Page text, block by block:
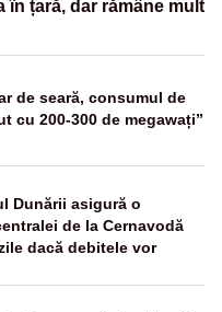
în țară, dar rămâne mult
de seară, consumul de
cu 200-300 de megawați”
Dunării asigură o
de la Cernavodă
dacă debitele vor